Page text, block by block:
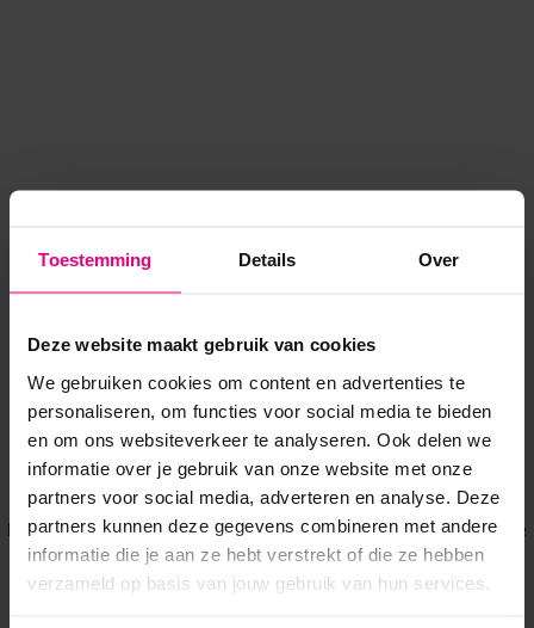
Toestemming Details Over
Deze website maakt gebruik van cookies
We gebruiken cookies om content en advertenties te
personaliseren, om functies voor social media te bieden
en om ons websiteverkeer te analyseren. Ook delen we
informatie over je gebruik van onze website met onze
partners voor social media, adverteren en analyse. Deze
partners kunnen deze gegevens combineren met andere
informatie die je aan ze hebt verstrekt of die ze hebben
verzameld op basis van jouw gebruik van hun services.
Application error: a client-side exception has occurred while
loadingwww.voordeeluitjes.nl (see the browser console for more
information).